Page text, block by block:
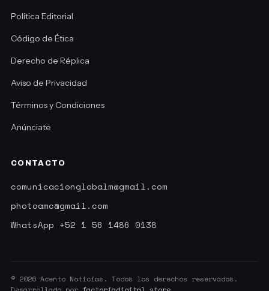
Política Editorial
Código de Ética
Derecho de Réplica
Aviso de Privacidad
Términos y Condiciones
Anúnciate
CONTACTO
comunicacionglobalm@gmail.com
photoamc@gmail.com
WhatsApp +52 1 56 1486 0138
© 2026 Acento Noticias. Todos los derechos reservados.